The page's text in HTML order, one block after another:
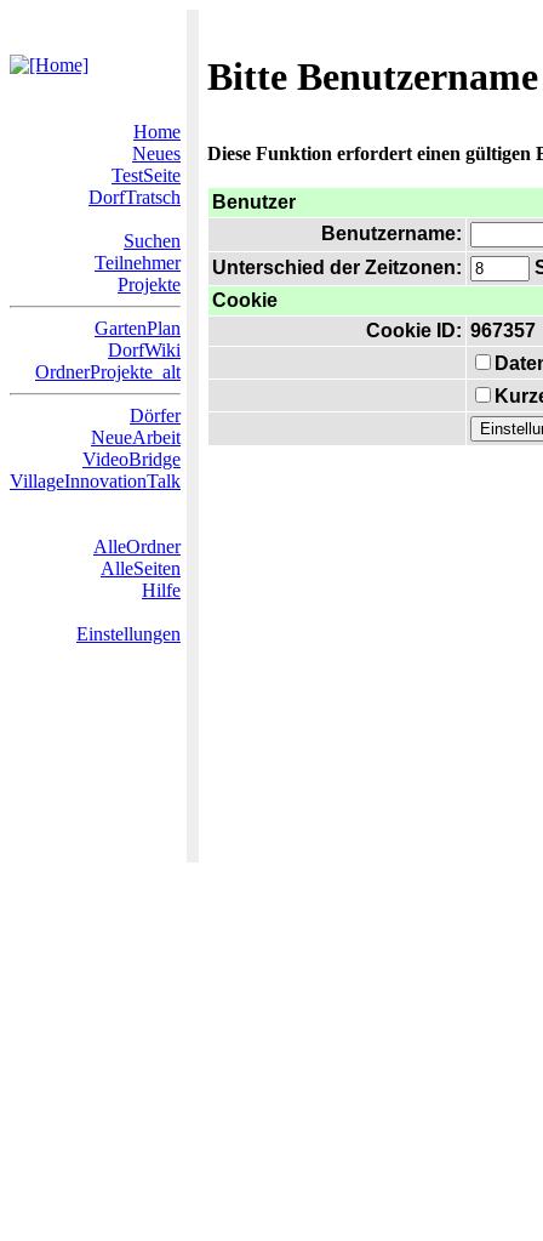
Bitte
Home
Neues
TestSeite
DorfTratsch
Suchen
Teilnehmer
Projekte
GartenPlan
DorfWiki
OrdnerProjekte_alt
Dörfer
NeueArbeit
VideoBridge
VillageInnovationTalk
AlleOrdner
AlleSeiten
Hilfe
Einstellungen
Diese Funktion erfordert einen gültigen
Benutzer
Benutzername:
Unterschied der Zeitzonen:
Cookie
Cookie ID: 967357